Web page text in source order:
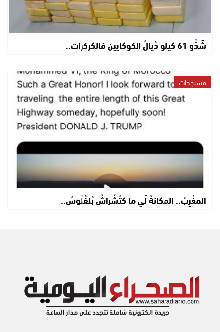
شَدُّو 61 كيلو دْيَالْ الكوكايين فَالكركرات..
مستجدات
المَغْرِبْ.. المَكَانَةْ لِّي مَا كَتْشْرَاشْ بْلَفْلُوسْ..